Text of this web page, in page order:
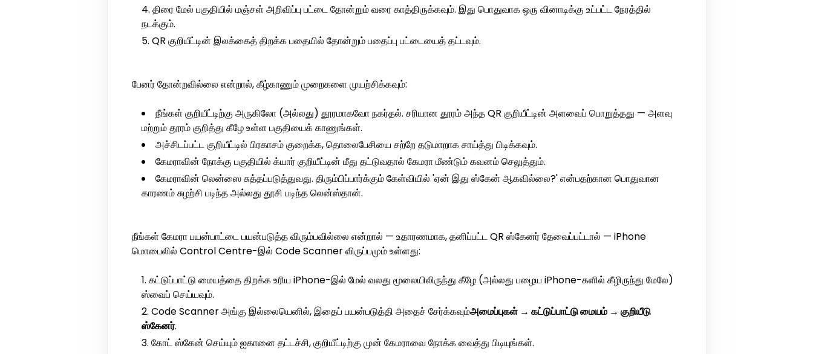
திரை மேல் பகுதியில் மஞ்சள் அறிவிப்பு பட்டை தோன்றும் வரை காத்திருக்கவும். இது பொதுவாக ஒரு வினாடிக்கு உட்பட்ட நேரத்தில்
நடக்கும்.
QR குறியீட்டின் இலக்கைத் திறக்க பதையில் தோன்றும் பதைப்பு பட்டையைத் தட்டவும்.
பேனர் தோன்றவில்லை என்றால், கீழ்காணும் முறைகளை முயற்சிக்கவும்:
நீங்கள் குறியீட்டிற்கு அருகிலோ (அல்லது) தூரமாகவோ நகர்தல். சரியான தூரம் அந்த QR குறியீட்டின் அளவைப் பொறுத்தது — அளவு
மற்றும் தூரம் குறித்து கீழே உள்ள பகுதியைக் காணுங்கள்.
அச்சிடப்பட்ட குறியீட்டில் பிரகாசம் குறைக்க, தொலைபேசியை சற்றே தடுமாறாக சாய்த்து பிடிக்கவும்.
கேமராவின் நோக்கு பகுதியில் க்யார் குறியீட்டின் மீது தட்டுவதால் கேமரா மீண்டும் கவனம் செலுத்தும்.
கேமராவின் லென்ஸை சுத்தப்படுத்துவது. திரும்பிப்பார்க்கும் கேள்வியில் 'ஏன் இது ஸ்கேன் ஆகவில்லை?' என்பதற்கான பொதுவான
காரணம் சுழற்சி படிந்த அல்லது தூசி படிந்த லென்ஸ்தான்.
நீங்கள் கேமரா பயன்பாட்டை பயன்படுத்த விரும்பவில்லை என்றால் — உதாரணமாக, தனிப்பட்ட QR ஸ்கேனர் தேவைப்பட்டால் — iPhone
மொபைலில் Control Centre-இல் Code Scanner விருப்பமும் உள்ளது:
கட்டுப்பாட்டு மையத்தை திறக்க உரிய iPhone-இல் மேல் வலது மூலையிலிருந்து கீழே (அல்லது பழைய iPhone-களில் கீழிருந்து மேலே)
ஸ்வைப் செய்யவும்.
Code Scanner அங்கு இல்லையெனில், இதைப் பயன்படுத்தி அதைச் சேர்க்கவும்அமைப்புகள் → கட்டுப்பாட்டு மையம் → குறியீடு
ஸ்கேனர்.
கோட் ஸ்கேன் செய்யும் ஐகானை தட்டச்சி, குறியீட்டிற்கு முன் கேமராவை நோக்க வைத்து பிடியுங்கள்.